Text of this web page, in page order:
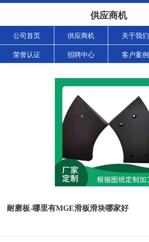
供应商机
公司首页 供应商机 关于我们
荣誉认证 招聘中心 客户案例
耐磨板-哪里有MGE滑板滑块哪家好